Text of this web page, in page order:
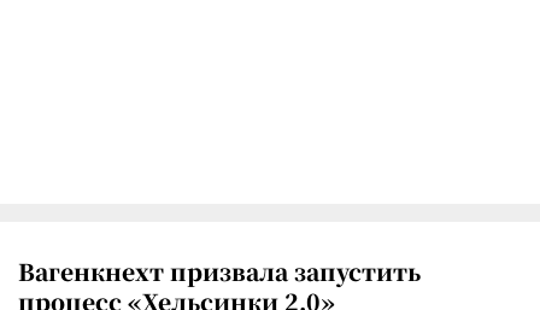
Вагенкнехт призвала запустить
процесс «Хельсинки 2.0»